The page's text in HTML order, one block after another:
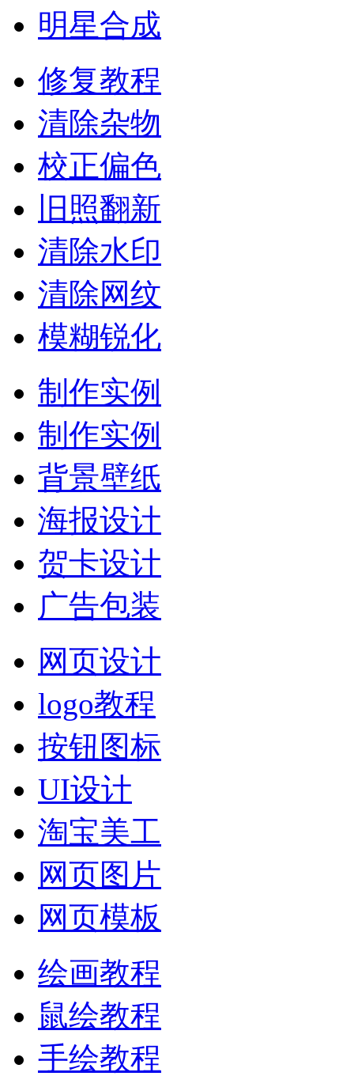
明星合成
修复教程
清除杂物
校正偏色
旧照翻新
清除水印
清除网纹
模糊锐化
制作实例
制作实例
背景壁纸
海报设计
贺卡设计
广告包装
网页设计
logo教程
按钮图标
UI设计
淘宝美工
网页图片
网页模板
绘画教程
鼠绘教程
手绘教程